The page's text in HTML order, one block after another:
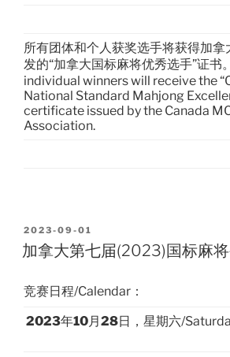
所有团体和个人获奖选手将获得加
发的“加拿大国标麻将优秀选手”证书
individual winners will receive the
National Standard Mahjong
certificate issued by the Canada
Association.
POSTED
ON
2023-09-01
加拿大第七届(2023)国标麻
竞赛日程/Calendar：
2023年10月28日，星期六/